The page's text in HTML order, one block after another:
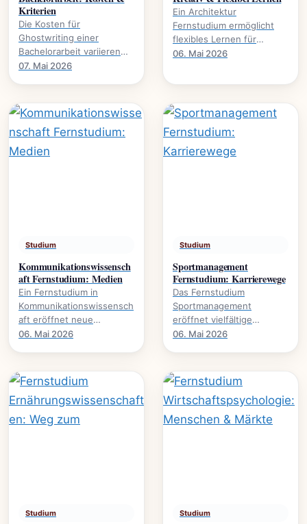
Kriterien
Die Kosten für
Ghostwriting einer
Bachelorarbeit variieren
stark. Dieser Leitfaden
und gibt.
07. Mai 2026
Ein Architektur
Fernstudium ermöglicht
flexibles Lernen für
kreative Köpfe.
06. Mai 2026
Studium
Kommunikationswissensch
aft Fernstudium: Medien
Ein Fernstudium in
Kommunikationswissensch
aft eröffnet neue
Perspektiven auf Medien,
Es.
06. Mai 2026
Studium
Sportmanagement
Fernstudium: Karrierewege
Das Fernstudium
Sportmanagement
eröffnet vielfältige
Karrierewege im
und welche.
06. Mai 2026
Studium Studium